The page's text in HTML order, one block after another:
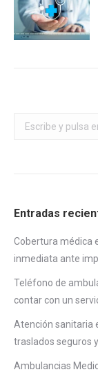
Buscar:
Entradas
Cobertura médica
inmediata ante
Teléfono de
contar con un
Atención sanitaria
traslados seguros
Ambulancias